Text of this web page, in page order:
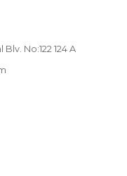
No:122 124 A